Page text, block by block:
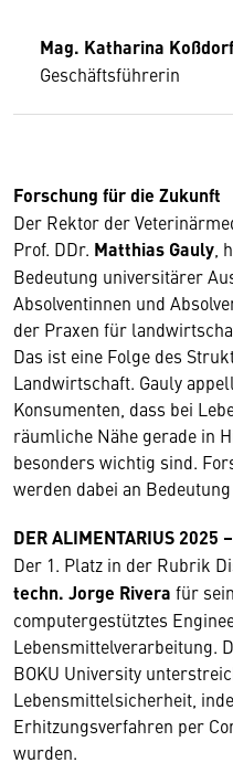
Mag. Katharina
Geschäftsführerin
Forschung für die Zukunft
Der Rektor der
Prof. DDr. Matthias Gauly ,
Bedeutung universitärer
Absolventinnen und
der Praxen für
Das ist eine Folge des
Landwirtschaft. Gauly
Konsumenten, dass bei
räumliche Nähe gerade in
besonders wichtig sind.
werden dabei an
DER ALIMENTARIUS
Der 1. Platz in der Rubrik
techn. Jorge Rivera für
computergestütztes
Lebensmittelverarbeitung.
BOKU University
Lebensmittelsicherheit,
Erhitzungsverfahren per
wurden.